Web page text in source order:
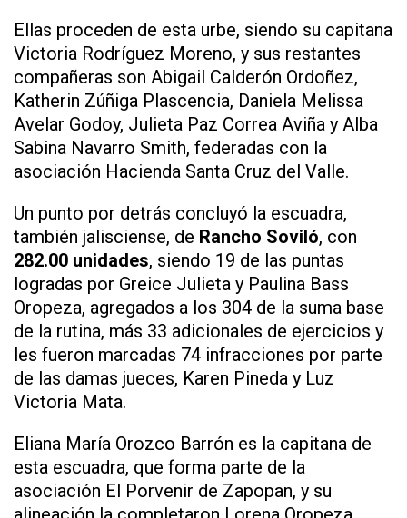
Ellas proceden de esta urbe, siendo su capitana
Victoria Rodríguez Moreno, y sus restantes
compañeras son Abigail Calderón Ordoñez,
Katherin Zúñiga Plascencia, Daniela Melissa
Avelar Godoy, Julieta Paz Correa Aviña y Alba
Sabina Navarro Smith, federadas con la
asociación Hacienda Santa Cruz del Valle.
Un punto por detrás concluyó la escuadra,
también jalisciense, de Rancho Soviló, con
282.00 unidades, siendo 19 de las puntas
logradas por Greice Julieta y Paulina Bass
Oropeza, agregados a los 304 de la suma base
de la rutina, más 33 adicionales de ejercicios y
les fueron marcadas 74 infracciones por parte
de las damas jueces, Karen Pineda y Luz
Victoria Mata.
Eliana María Orozco Barrón es la capitana de
esta escuadra, que forma parte de la
asociación El Porvenir de Zapopan, y su